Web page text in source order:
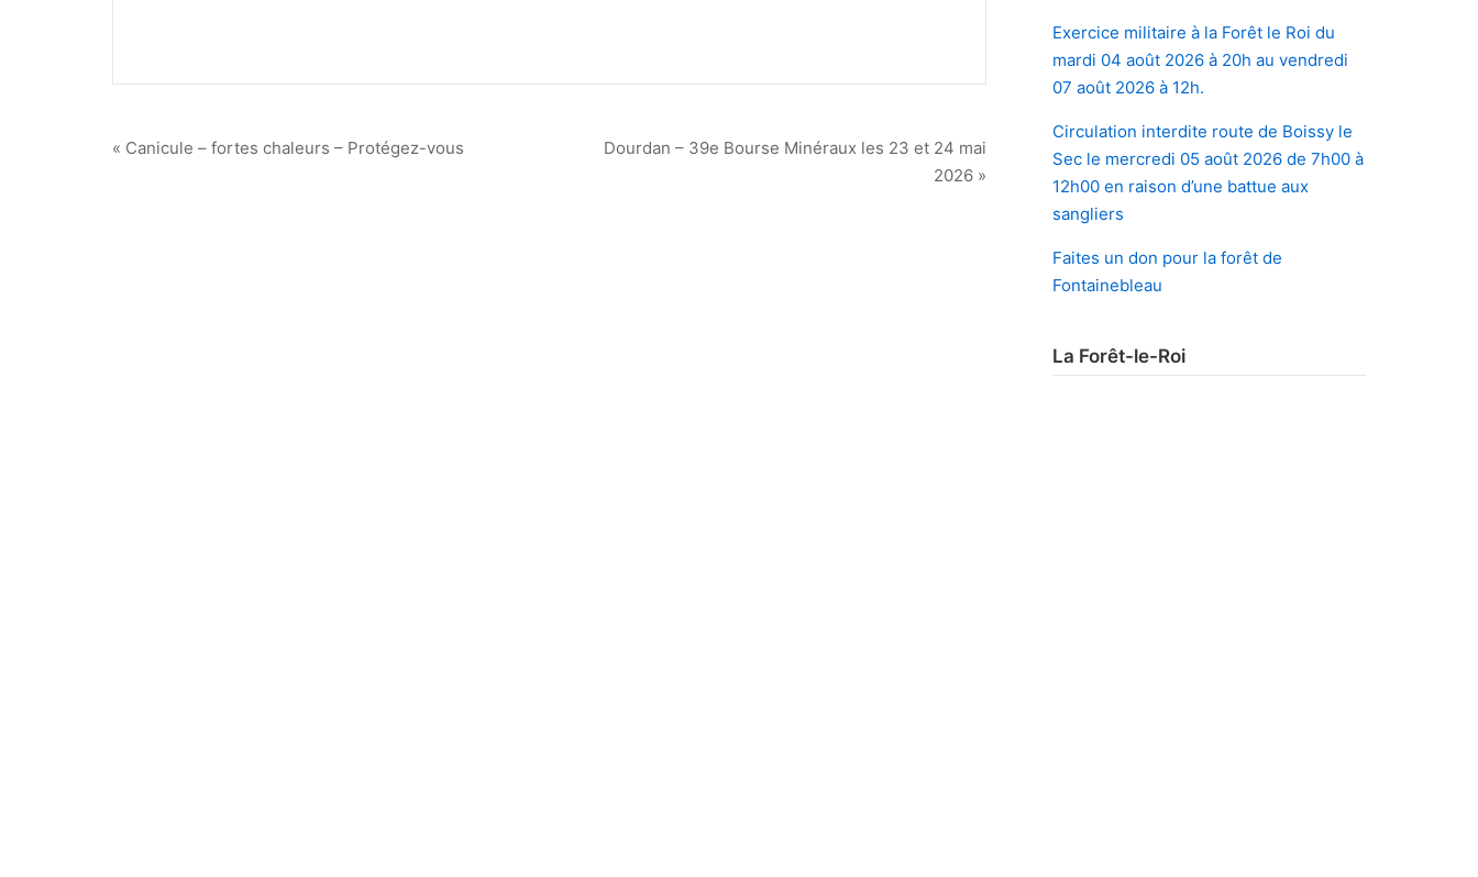
Navigation
Dourdan – 39e Bourse Minéraux les 23 et 24 mai
2026 »
« Canicule – fortes chaleurs – Protégez-vous
Exercice militaire à la Forêt le Roi du
mardi 04 août 2026 à 20h au vendredi
07 août 2026 à 12h.
Circulation interdite route de Boissy le
Sec le mercredi 05 août 2026 de 7h00 à
12h00 en raison d’une battue aux
sangliers
Faites un don pour la forêt de
Fontainebleau
La Forêt-le-Roi